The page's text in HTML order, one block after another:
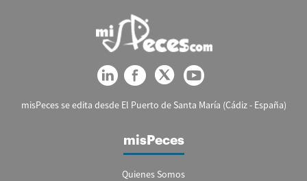
misPeces se edita desde El Puerto de Santa María (Cádiz - España)
misPeces
Quienes Somos